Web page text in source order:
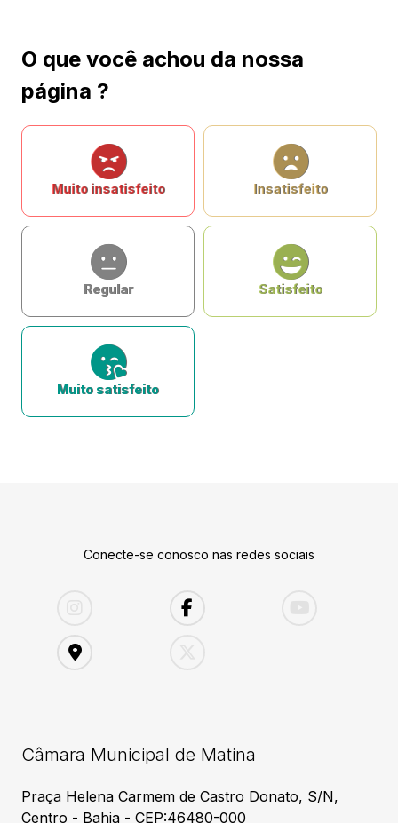
O que você achou da nossa
página ?
Muito insatisfeito Insatisfeito
Regular Satisfeito
Muito satisfeito
Conecte-se conosco nas redes sociais
Câmara Municipal de Matina
Praça Helena Carmem de Castro Donato, S/N,
Centro - Bahia - CEP:46480-000